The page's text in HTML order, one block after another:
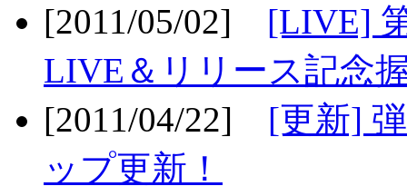
[2011/05/02] [LIVE]
LIVE＆リリース記念
[2011/04/22] [更新]
ップ更新！